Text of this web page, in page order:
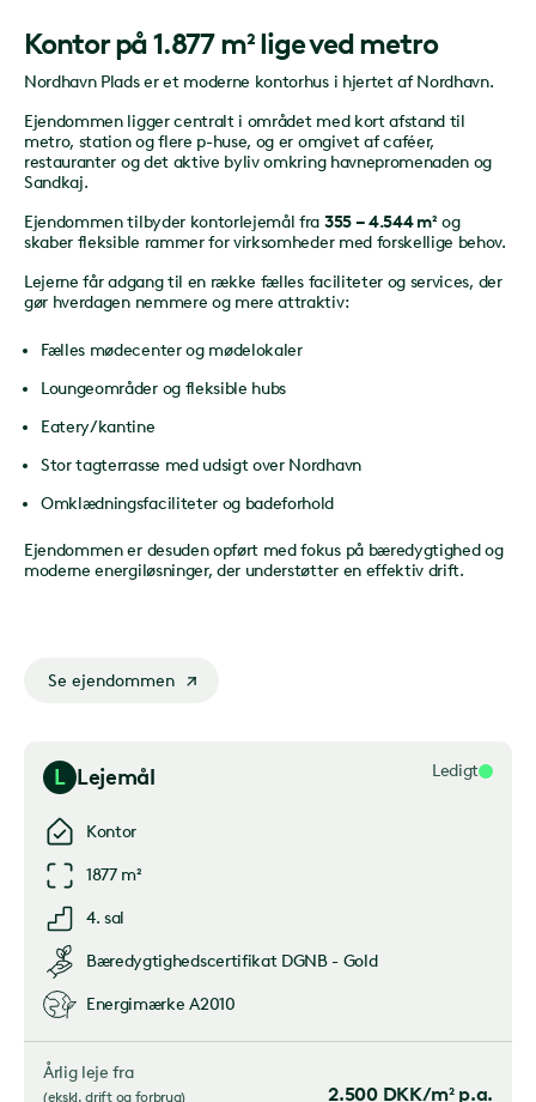
Kontor på 1.877 m² lige ved metro
Nordhavn Plads er et moderne kontorhus i hjertet af Nordhavn.
Ejendommen ligger centralt i området med kort afstand til
metro, station og flere p-huse, og er omgivet af caféer,
restauranter og det aktive byliv omkring havnepromenaden og
Sandkaj.
Ejendommen tilbyder kontorlejemål fra 355 – 4.544 m² og
skaber fleksible rammer for virksomheder med forskellige behov.
Lejerne får adgang til en række fælles faciliteter og services, der
gør hverdagen nemmere og mere attraktiv:
Fælles mødecenter og mødelokaler
Loungeområder og fleksible hubs
Eatery/kantine
Stor tagterrasse med udsigt over Nordhavn
Omklædningsfaciliteter og badeforhold
Ejendommen er desuden opført med fokus på bæredygtighed og
moderne energiløsninger, der understøtter en effektiv drift.
Se ejendommen
L Lejemål Ledigt
Kontor
1877 m²
4. sal
Bæredygtighedscertifikat DGNB - Gold
Energimærke A2010
Årlig leje fra
(ekskl. drift og forbrug) 2.500 DKK/m² p.a.